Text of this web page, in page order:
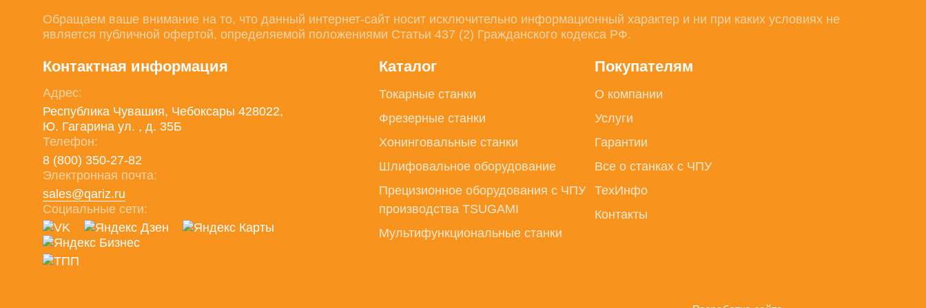
Обращаем ваше внимание на то, что данный интернет-сайт носит исключительно информационный характер и ни при каких условиях не
является публичной офертой, определяемой положениями Статьи 437 (2) Гражданского кодекса РФ.
Контактная информация
Адрес:
Республика Чувашия, Чебоксары 428022,
Ю. Гагарина ул. , д. 35Б
Телефон:
8 (800) 350-27-82
Электронная почта:
sales@qariz.ru
Социальные сети:
Каталог
Токарные станки
Фрезерные станки
Хонинговальные станки
Шлифовальное оборудование
Прецизионное оборудования с ЧПУ
производства TSUGAMI
Мультифункциональные станки
Покупателям
О компании
Услуги
Гарантии
Все о станках с ЧПУ
ТехИнфо
Контакты